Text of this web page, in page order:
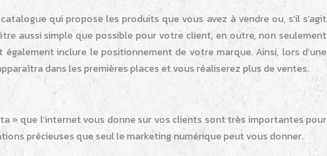
qui propose les produits que vous avez à vendre ou, s’il s’agit
aussi simple que possible pour votre client, en outre, non seulement
inclure le positionnement de votre marque. Ainsi, lors d’une
dans les premières places et vous réaliserez plus de ventes.
» que l’internet vous donne sur vos clients sont très importantes pour
précieuses que seul le marketing numérique peut vous donner.